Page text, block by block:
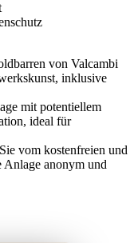
von Valcambi
inklusive
mit potentiellem
ideal für
vom kostenfreien und
Anlage anonym und